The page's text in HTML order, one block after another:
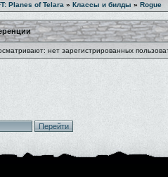
Planes of Telara » Классы и билды » Rogue
нет зарегистрированных